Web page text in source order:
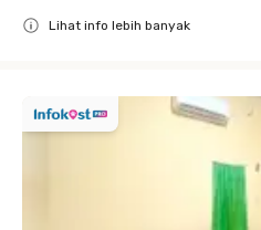
Lihat info lebih banyak